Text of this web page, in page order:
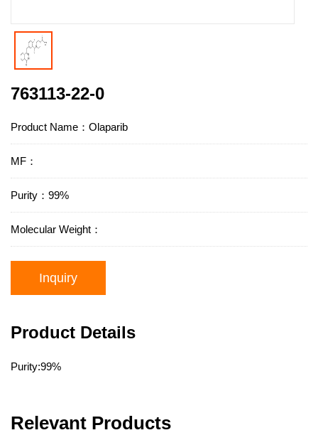
763113-22-0
Product Name：Olaparib
MF：
Purity：99%
Molecular Weight：
Inquiry
Product Details
Purity:99%
Relevant Products